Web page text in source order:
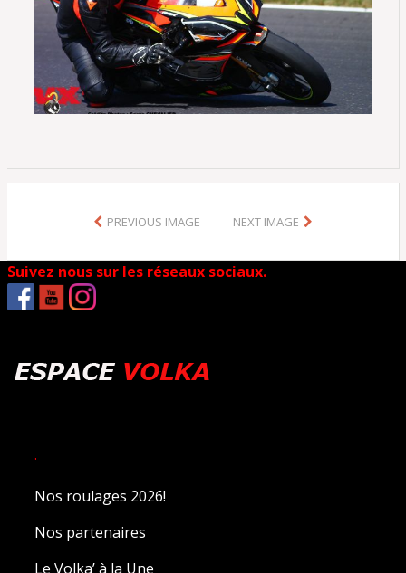
PREVIOUS IMAGE NEXT IMAGE
Suivez nous sur les réseaux sociaux.
.
Nos roulages 2026!
Nos partenaires
Le Volka’ à la Une